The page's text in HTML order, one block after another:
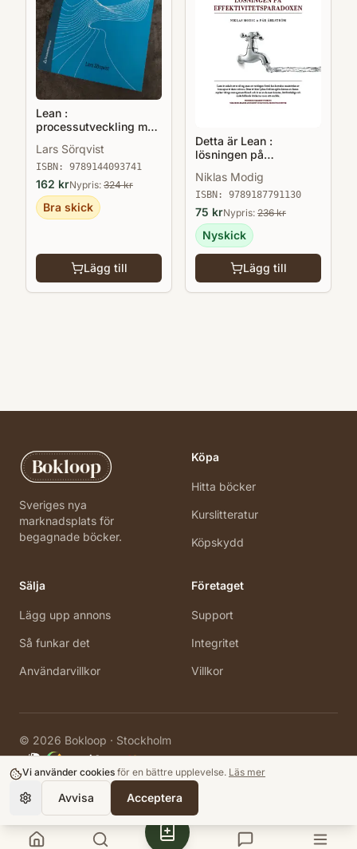
Lean :
processutveckling med
och effektiva flöden
Lars Sörqvist
ISBN: 9789144093741
162 krNypris: 324kr
Bra skick
Lägg till
Detta är Lean :
lösningen på
Niklas Modig
ISBN: 9789187791130
75 krNypris: 236kr
Nyskick
Lägg till
Bokloop
Sveriges nya
marknadsplats för
begagnade böcker.
Köpa
Hitta böcker
Kurslitteratur
Köpskydd
Sälja
Lägg upp annons
Så funkar det
Användarvillkor
Företaget
Support
Integritet
Villkor
© 2026 Bokloop · Stockholm
Vi använder cookies för en bättre upplevelse. Läs mer
Avvisa Acceptera